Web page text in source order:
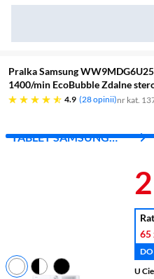
Pralka Samsung
1400/min EcoBubble Zdalne
4.9
4.9 gwiazdek 28 opinii nr kat.
TABLET SAMSUNG
65
DO
U